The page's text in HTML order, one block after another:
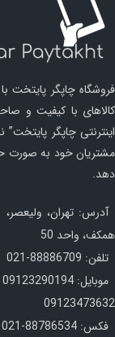
فروشگاه چاپگر پایتخت
کالاهای با کیفیت و
اینترنتی چاپگر
مشتریان خود به صورت
دهد.
آدرس: تهران، ولیعصر،
همکف، واحد 50
تلفن: 88886709-021 88886708-021
موبایل: 09123290194 09123028905
09123473632
فکس: 88786534-021